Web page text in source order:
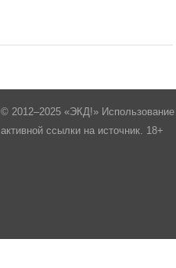
© 2012–2025 «ЭКД!»
активной ссылки на источник. 18+